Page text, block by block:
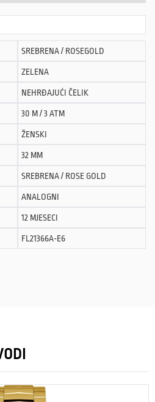
SREBRENA / ROSEGOLD
ZELENA
NEHRĐAJUĆI ČELIK
30 M / 3 ATM
ŽENSKI
32 MM
SREBRENA / ROSE GOLD
ANALOGNI
12 MJESECI
FL21366A-E6